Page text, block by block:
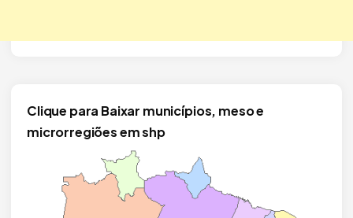
Clique para Baixar municípios, meso e
microrregiões em shp